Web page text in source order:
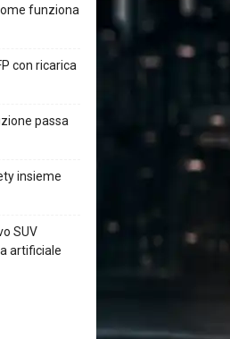
funziona
con ricarica
passa
insieme
SUV
artificiale